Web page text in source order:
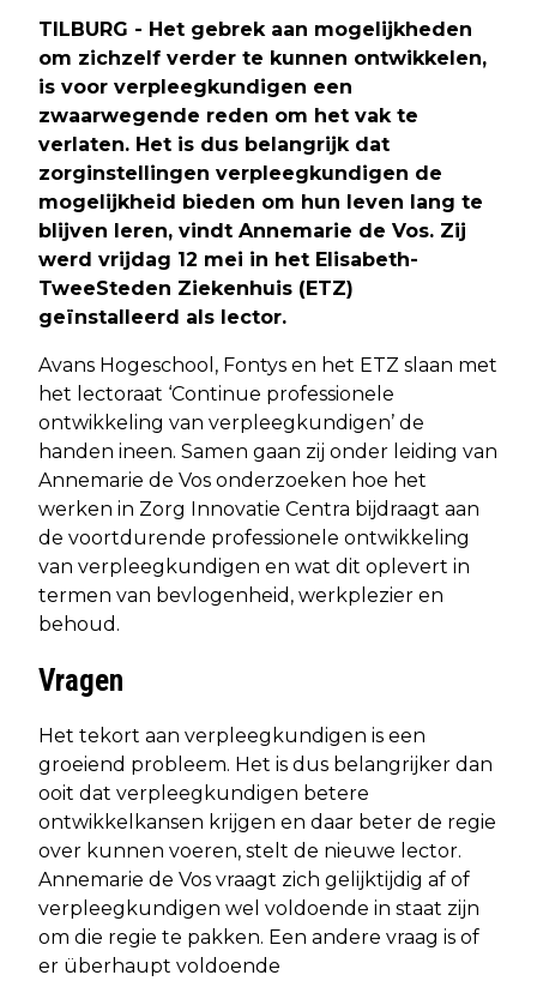
TILBURG - Het gebrek aan mogelijkheden
om zichzelf verder te kunnen ontwikkelen,
is voor verpleegkundigen een
zwaarwegende reden om het vak te
verlaten. Het is dus belangrijk dat
zorginstellingen verpleegkundigen de
mogelijkheid bieden om hun leven lang te
blijven leren, vindt Annemarie de Vos. Zij
werd vrijdag 12 mei in het Elisabeth-
TweeSteden Ziekenhuis (ETZ)
geïnstalleerd als lector.
Avans Hogeschool, Fontys en het ETZ slaan met
het lectoraat ‘Continue professionele
ontwikkeling van verpleegkundigen’ de
handen ineen. Samen gaan zij onder leiding van
Annemarie de Vos onderzoeken hoe het
werken in Zorg Innovatie Centra bijdraagt aan
de voortdurende professionele ontwikkeling
van verpleegkundigen en wat dit oplevert in
termen van bevlogenheid, werkplezier en
behoud.
Vragen
Het tekort aan verpleegkundigen is een
groeiend probleem. Het is dus belangrijker dan
ooit dat verpleegkundigen betere
ontwikkelkansen krijgen en daar beter de regie
over kunnen voeren, stelt de nieuwe lector.
Annemarie de Vos vraagt zich gelijktijdig af of
verpleegkundigen wel voldoende in staat zijn
om die regie te pakken. Een andere vraag is of
er überhaupt voldoende